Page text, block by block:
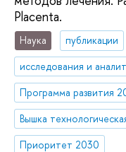
Placenta.
Наука
публикации
исследования и
Программа развития
Вышка
Приоритет 2030